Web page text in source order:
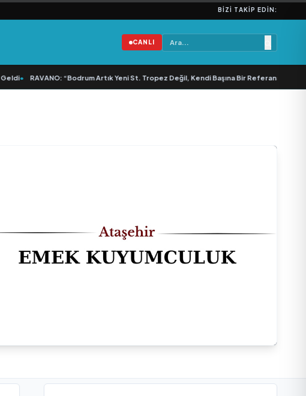
BIZI TAKIP EDIN:
CANLI
RAVANO: “Bodrum Artık Yeni St. Tropez Değil, Kendi Başına Bir Referans”• Bullas &